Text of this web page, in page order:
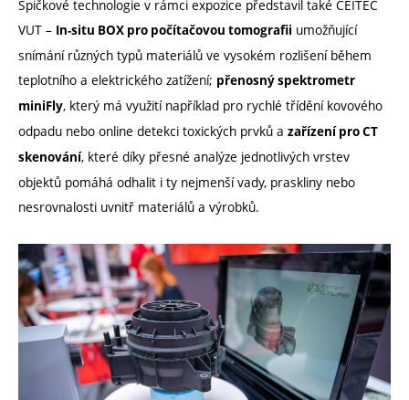
Špičkové technologie v rámci expozice představil také CEITEC
VUT – In-situ BOX pro počítačovou tomografii umožňující
snímání různých typů materiálů ve vysokém rozlišení během
teplotního a elektrického zatížení; přenosný spektrometr
miniFly, který má využití například pro rychlé třídění kovového
odpadu nebo online detekci toxických prvků a zařízení pro CT
skenování, které díky přesné analýze jednotlivých vrstev
objektů pomáhá odhalit i ty nejmenší vady, praskliny nebo
nesrovnalosti uvnitř materiálů a výrobků.